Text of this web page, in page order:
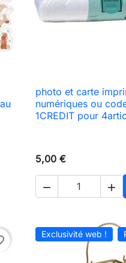
panier
 Aperçu
photo et carte
numériques ou
1CREDIT pour
5,00 €
 
Exclusivité web !